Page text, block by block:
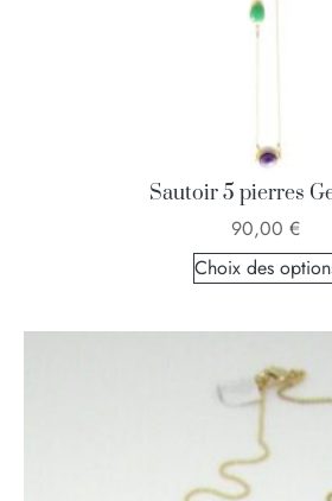
Sautoir 5 pierres
90,00 €
Choix des